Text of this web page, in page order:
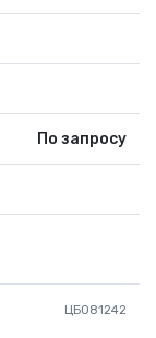
По запросу
ЦБ081242